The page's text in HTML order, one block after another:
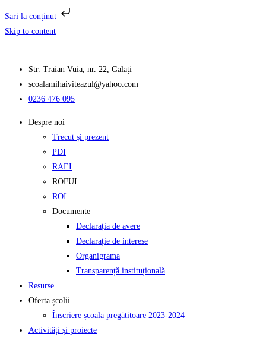
Sari la conținut
Skip to content
Str. Traian Vuia, nr. 22, Galați
scoalamihaiviteazul@yahoo.com
0236 476 095
Despre noi
Trecut și prezent
PDI
RAEI
ROFUI
ROI
Documente
Declarația de avere
Declarație de interese
Organigrama
Transparență instituțională
Resurse
Oferta școlii
Înscriere școala pregătitoare 2023-2024
Activități și proiecte